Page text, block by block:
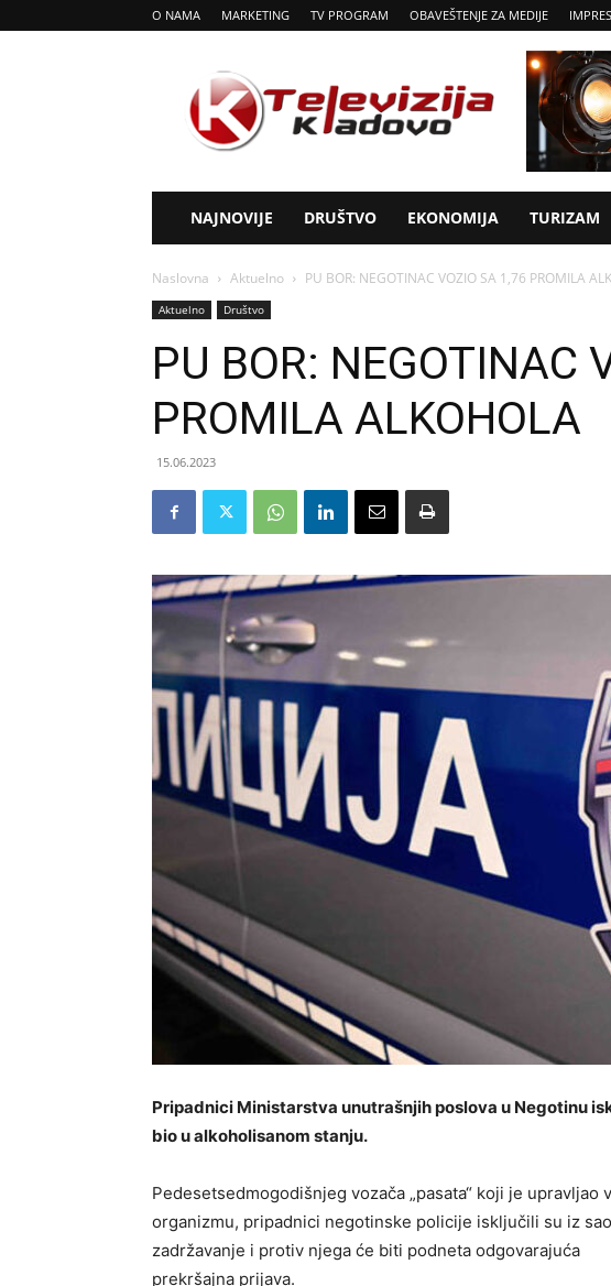
O NAMA MARKETING TV PROGRAM OBAVEŠTENJE ZA MEDIJE
Tv
Kladovo
NAJNOVIJE DRUŠTVO EKONOMIJA TURIZAM
Naslovna Aktuelno PU BOR: NEGOTINAC VOZIO SA 1,76 PROMILA
Aktuelno Društvo
PU BOR: NEGOTINAC
PROMILA ALKOHOLA
15.06.2023
Pripadnici Ministarstva unutrašnjih poslova u Negotinu
bio u alkoholisanom stanju.
Pedesetsedmogodišnjeg vozača „pasata“ koji je upravljao
organizmu, pripadnici negotinske policije isključili su iz
zadržavanje i protiv njega će biti podneta odgovarajuća
prekršajna prijava.